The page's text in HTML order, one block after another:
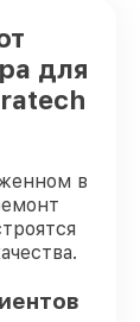
для
в